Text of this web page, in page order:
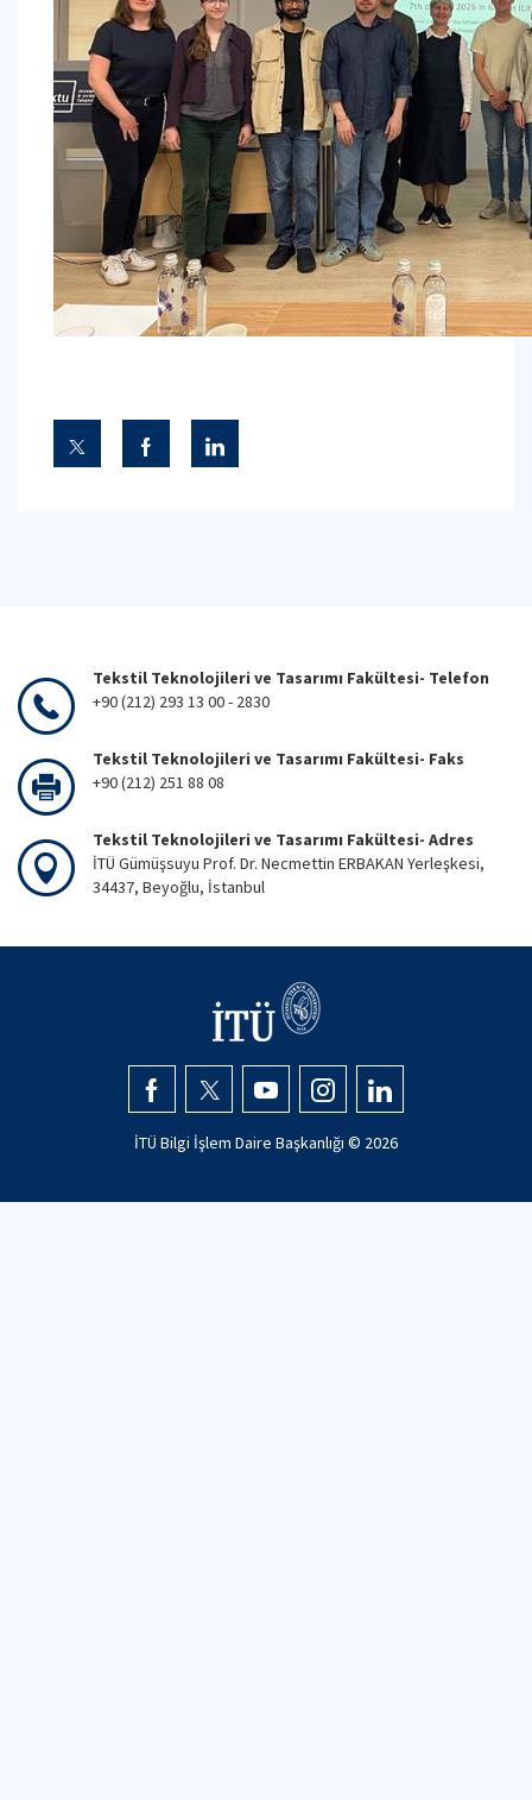
Tekstil Teknolojileri ve Tasarımı Fakültesi- Telefon
+90 (212) 293 13 00 - 2830
Tekstil Teknolojileri ve Tasarımı Fakültesi- Faks
+90 (212) 251 88 08
Tekstil Teknolojileri ve Tasarımı Fakültesi- Adres
İTÜ Gümüşsuyu Prof. Dr. Necmettin ERBAKAN Yerleşkesi,
34437, Beyoğlu, İstanbul
İTÜ Bilgi İşlem Daire Başkanlığı © 2026